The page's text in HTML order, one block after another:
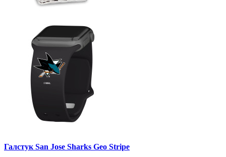
Галстук San Jose Sharks Geo Stripe